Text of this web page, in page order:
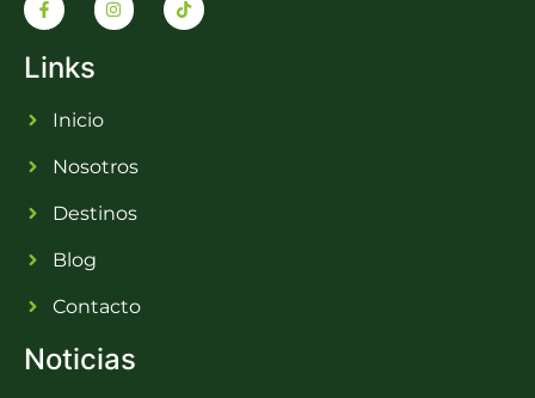
Links
Inicio
Nosotros
Destinos
Blog
Contacto
Noticias